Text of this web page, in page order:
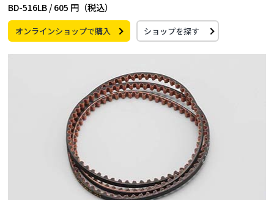
BD-516LB / 605 円（税込）
オンラインショップで購入 ショップを探す